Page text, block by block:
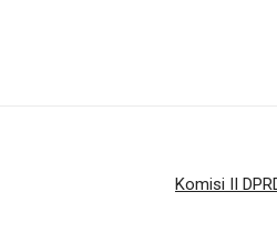
Komisi II